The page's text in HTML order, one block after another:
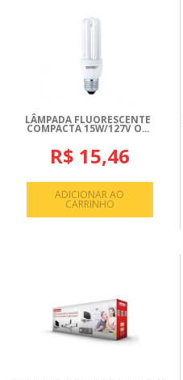
LÂMPADA FLUORESCENTE
COMPACTA 15W/127V O...
R$ 15,46
ADICIONAR AO
CARRINHO